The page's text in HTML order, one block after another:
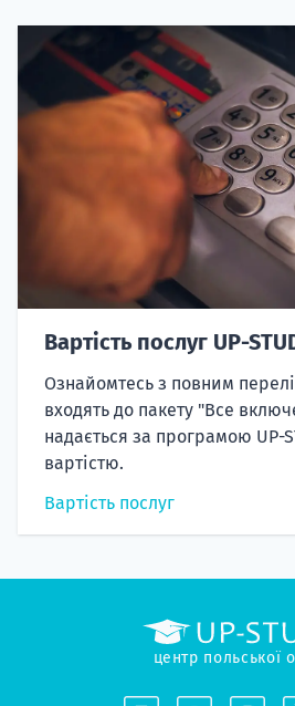
Вартість послуг UP-
Ознайомтесь з повним
входять до пакету "Все
надається за програмою UP-
вартістю.
Вартість послуг
центр польської